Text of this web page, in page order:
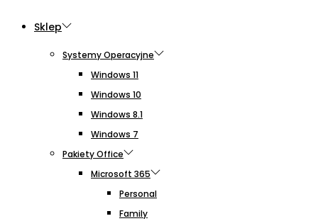
Sklep
Systemy Operacyjne
Windows 11
Windows 10
Windows 8.1
Windows 7
Pakiety Office
Microsoft 365
Personal
Family